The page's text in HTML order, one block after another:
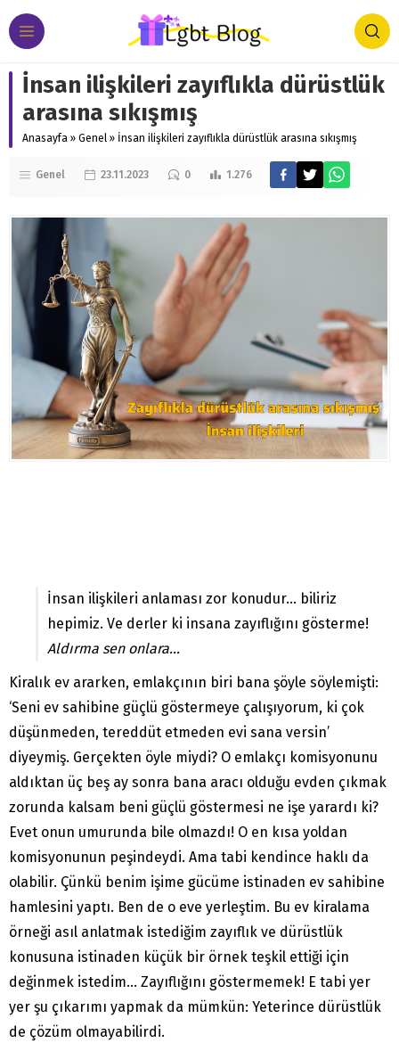
İnsan ilişkileri zayıflıkla dürüstlük
arasına sıkışmış
Anasayfa » Genel » İnsan ilişkileri zayıflıkla dürüstlük arasına sıkışmış
Genel 23.11.2023 0 1.276
İnsan ilişkileri anlaması zor konudur… biliriz
hepimiz. Ve derler ki insana zayıflığını gösterme!
Aldırma sen onlara…
Kiralık ev ararken, emlakçının biri bana şöyle söylemişti:
‘Seni ev sahibine güçlü göstermeye çalışıyorum, ki çok
düşünmeden, tereddüt etmeden evi sana versin’
diyeymiş. Gerçekten öyle miydi? O emlakçı komisyonunu
aldıktan üç beş ay sonra bana aracı olduğu evden çıkmak
zorunda kalsam beni güçlü göstermesi ne işe yarardı ki?
Evet onun umurunda bile olmazdı! O en kısa yoldan
komisyonunun peşindeydi. Ama tabi kendince haklı da
olabilir. Çünkü benim işime gücüme istinaden ev sahibine
hamlesini yaptı. Ben de o eve yerleştim. Bu ev kiralama
örneği asıl anlatmak istediğim zayıflık ve dürüstlük
konusuna istinaden küçük bir örnek teşkil ettiği için
değinmek istedim… Zayıflığını göstermemek! E tabi yer
yer şu çıkarımı yapmak da mümkün: Yeterince dürüstlük
de çözüm olmayabilirdi.